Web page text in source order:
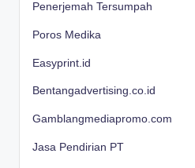
Penerjemah Tersumpah
Poros Medika
Easyprint.id
Bentangadvertising.co.id
Gamblangmediapromo.com
Jasa Pendirian PT